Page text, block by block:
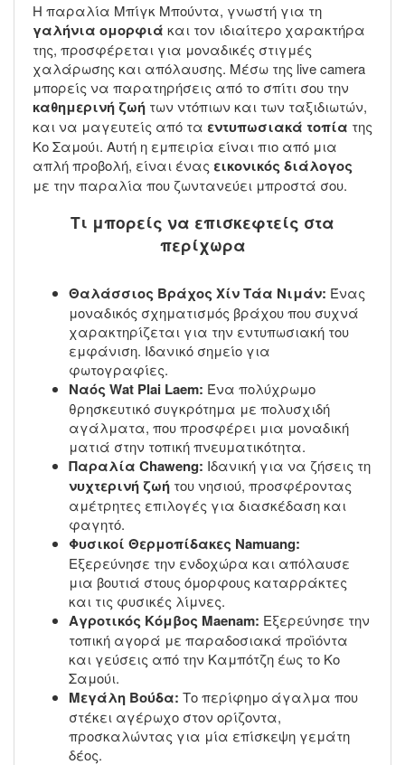
Η παραλία Μπίγκ Μπούντα, γνωστή για τη
γαλήνια ομορφιά και τον ιδιαίτερο χαρακτήρα
της, προσφέρεται για μοναδικές στιγμές
χαλάρωσης και απόλαυσης. Μέσω της live camera
μπορείς να παρατηρήσεις από το σπίτι σου την
καθημερινή ζωή των ντόπιων και των ταξιδιωτών,
και να μαγευτείς από τα εντυπωσιακά τοπία της
Κο Σαμούι. Αυτή η εμπειρία είναι πιο από μια
απλή προβολή, είναι ένας εικονικός διάλογος
με την παραλία που ζωντανεύει μπροστά σου.
Τι μπορείς να επισκεφτείς στα
περίχωρα
Θαλάσσιος Βράχος Χίν Τάα Νιμάν: Ένας
μοναδικός σχηματισμός βράχου που συχνά
χαρακτηρίζεται για την εντυπωσιακή του
εμφάνιση. Ιδανικό σημείο για
φωτογραφίες.
Ναός Wat Plai Laem: Ένα πολύχρωμο
θρησκευτικό συγκρότημα με πολυσχιδή
αγάλματα, που προσφέρει μια μοναδική
ματιά στην τοπική πνευματικότητα.
Παραλία Chaweng: Ιδανική για να ζήσεις τη
νυχτερινή ζωή του νησιού, προσφέροντας
αμέτρητες επιλογές για διασκέδαση και
φαγητό.
Φυσικοί Θερμοπίδακες Namuang:
Εξερεύνησε την ενδοχώρα και απόλαυσε
μια βουτιά στους όμορφους καταρράκτες
και τις φυσικές λίμνες.
Αγροτικός Κόμβος Maenam: Εξερεύνησε την
τοπική αγορά με παραδοσιακά προϊόντα
και γεύσεις από την Καμπότζη έως το Κο
Σαμούι.
Μεγάλη Βούδα: Το περίφημο άγαλμα που
στέκει αγέρωχο στον ορίζοντα,
προσκαλώντας για μία επίσκεψη γεμάτη
δέος.